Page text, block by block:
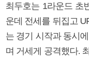
최두호는 1라운드 초
운데 전세를 뒤집고
는 경기 시작과 동시
며 거세게 공격했다.